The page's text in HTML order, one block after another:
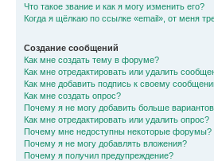
Что такое звание и как я могу изменить его?
Когда я щёлкаю по ссылке «email», от меня
Создание сообщений
Как мне создать тему в форуме?
Как мне отредактировать или удалить
Как мне добавить подпись к своему
Как мне создать опрос?
Почему я не могу добавить больше
Как мне отредактировать или удалить опрос?
Почему мне недоступны некоторые форумы?
Почему я не могу добавлять вложения?
Почему я получил предупреждение?